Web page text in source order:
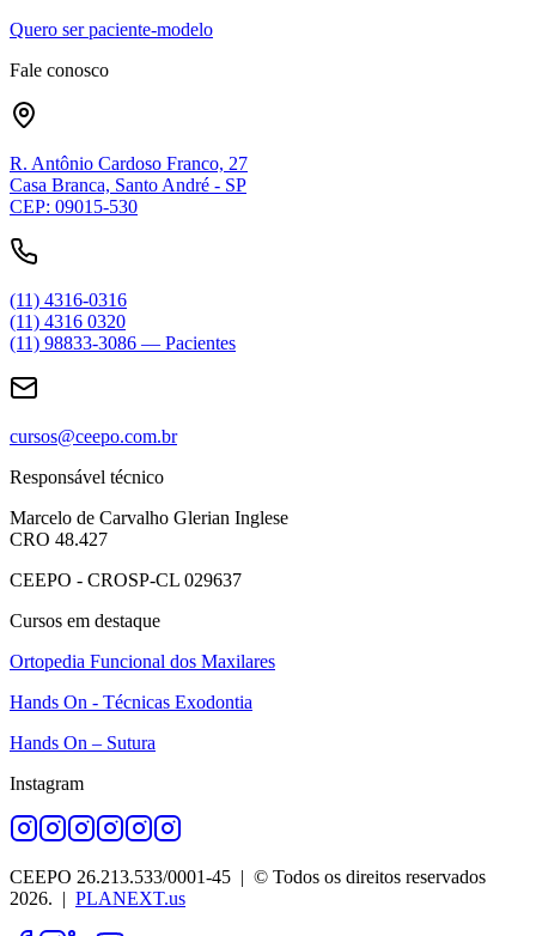
Quero ser paciente-modelo
Fale conosco
R. Antônio Cardoso Franco, 27
Casa Branca, Santo André - SP
CEP: 09015-530
(11) 4316-0316
(11) 4316 0320
(11) 98833-3086 — Pacientes
cursos@ceepo.com.br
Responsável técnico
Marcelo de Carvalho Glerian Inglese
CRO 48.427
CEEPO - CROSP-CL 029637
Cursos em destaque
Ortopedia Funcional dos Maxilares
Hands On - Técnicas Exodontia
Hands On – Sutura
Instagram
CEEPO 26.213.533/0001-45 | © Todos os direitos reservados
2026. | PLANEXT.us